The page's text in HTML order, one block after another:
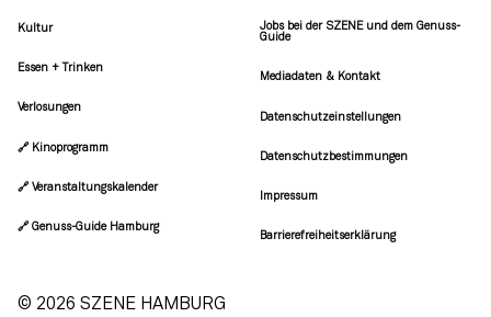
Kultur
Essen + Trinken
Verlosungen
🔗 Kinoprogramm
🔗 Veranstaltungskalender
🔗 Genuss-Guide Hamburg
Jobs bei der SZENE und dem Genuss-
Guide
Mediadaten & Kontakt
Datenschutzeinstellungen
Datenschutzbestimmungen
Impressum
Barrierefreiheitserklärung
© 2026 SZENE HAMBURG